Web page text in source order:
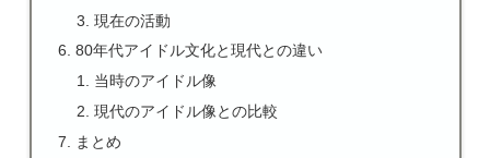
現在の活動
80年代アイドル文化と現代との違い
当時のアイドル像
現代のアイドル像との比較
まとめ